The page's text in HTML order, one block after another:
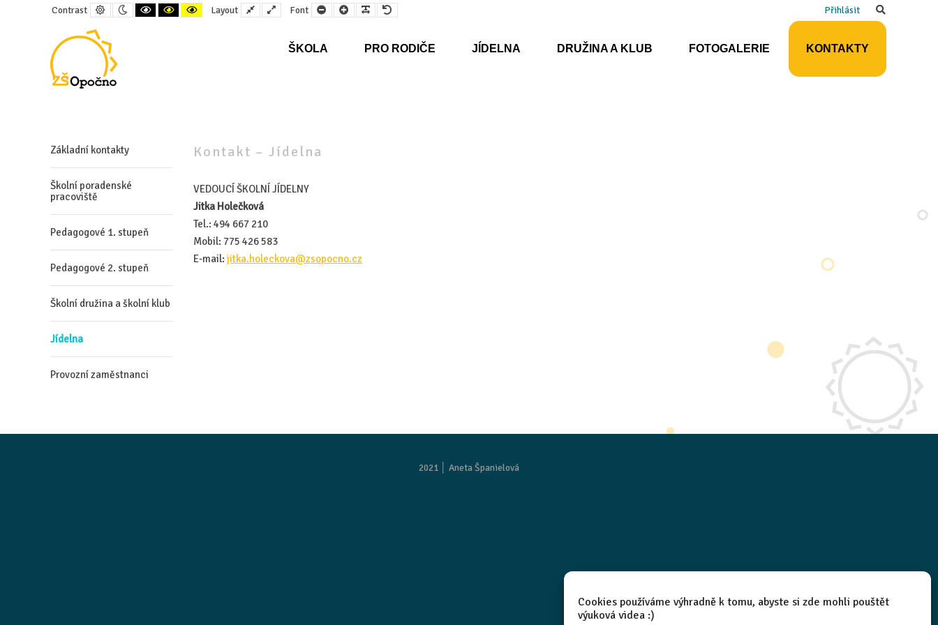
Cookies používáme výhradně k tomu, abyste si zde mohli pouštět
výuková videa :)
Contrast Default
contrast
Night
contrast
Black
and
Black
and
Yellow
and
Layout Fixed
layout
Wide
layout
Font Smaller
Font
Larger
Font
Readable
Font
Default
Font
Přihlásit
ŠKOLA PRO RODIČE JÍDELNA DRUŽINA A KLUB FOTOGALERIE KONTAKTY
Kontakt – Jídelna
VEDOUCÍ ŠKOLNÍ JÍDELNY
Jitka Holečková
Tel.: 494 667 210
Mobil: 775 426 583
E-mail: jitka.holeckova@zsopocno.cz
Základní kontakty
Školní poradenské
pracoviště
Pedagogové 1. stupeň
Pedagogové 2. stupeň
Školní družina a školní klub
Jídelna
Provozní zaměstnanci
2021 │ Aneta Španielová